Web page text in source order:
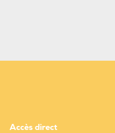
Accès direct